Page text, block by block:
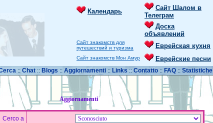
Календарь
Сайт Шалом в
Телеграм
Доска
объявлений
Сайт знакомств для
путешествий и туризма
Еврейская кухня
Сайт знакомств Мон Амур Еврейские песни
:: Chat :: Blogs :: Aggiornamenti :: Links :: Contatto:: FAQ :: Statistiche
Aggiornamenti
Cerco a